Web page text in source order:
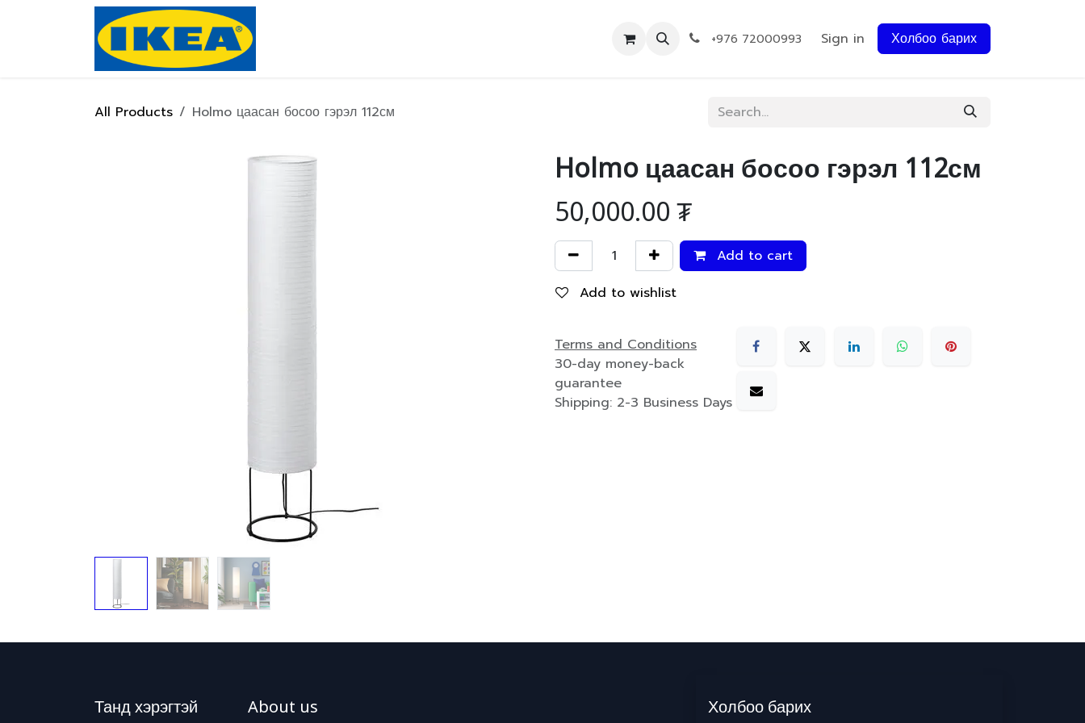
Skip to Content
+976 72000993 Sign in Холбоо барих
All Products Holmo цаасан босоо гэрэл 112см
Holmo цаасан босоо гэрэл 112см
50,000.00₮
Add to cart
Add to wishlist
Terms and Conditions
30-day money-back
guarantee
Shipping: 2-3 Business Days
Танд хэрэгтэй About us Холбоо барих